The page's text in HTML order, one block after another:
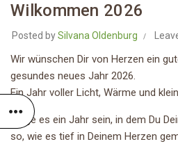
Wilkommen 2026
Posted bySilvana Oldenburg
Wir wünschen Dir von Herzen ein
gesundes neues Jahr 2026.
Ein Jahr voller Licht, Wärme und
Möge es ein Jahr sein, in dem Du
so, wie es tief in Deinem Herzen